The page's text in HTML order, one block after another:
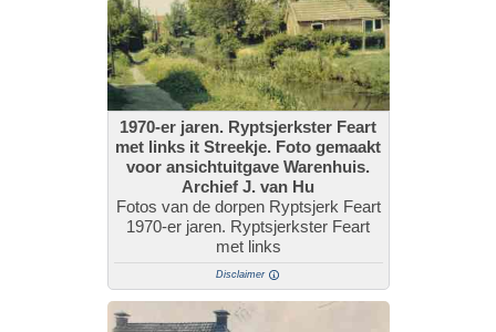
1970-er jaren. Ryptsjerkster Feart
met links it Streekje. Foto gemaakt
voor ansichtuitgave Warenhuis.
Archief J. van Hu
Fotos van de dorpen Ryptsjerk Feart
1970-er jaren. Ryptsjerkster Feart
met links
Disclaimer